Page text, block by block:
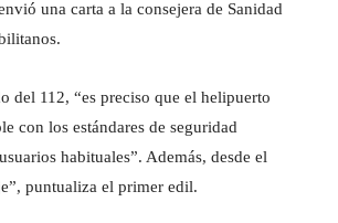
una carta a la consejera de Sanidad
del 112, “es preciso que el helipuerto
con los estándares de seguridad
habituales”. Además, desde el
puntualiza el primer edil.